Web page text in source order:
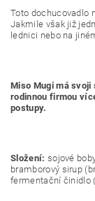
Toto dochucovadlo
Jakmile však již
lednici nebo na
Miso Mugi má svoji
rodinnou firmou
postupy.
Složení: sojové
bramborový sirup
fermentační činidlo